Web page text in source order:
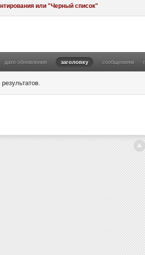
или "Черный список"
дате обновления заголовку сообщениям